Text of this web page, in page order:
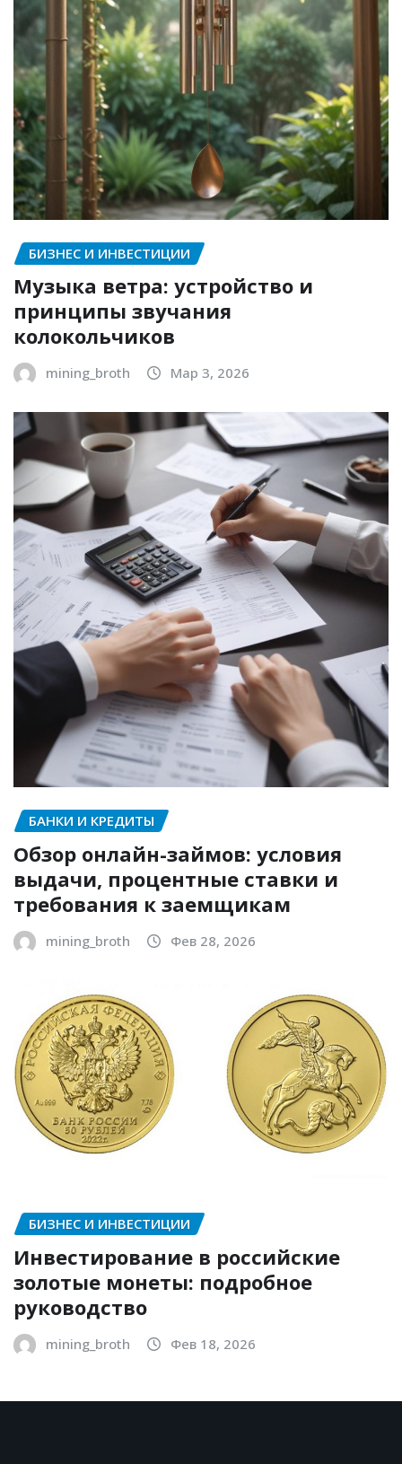
БИЗНЕС И ИНВЕСТИЦИИ
Музыка ветра: устройство и
принципы звучания
колокольчиков
mining_broth Мар 3, 2026
БАНКИ И КРЕДИТЫ
Обзор онлайн-займов: условия
выдачи, процентные ставки и
требования к заемщикам
mining_broth Фев 28, 2026
БИЗНЕС И ИНВЕСТИЦИИ
Инвестирование в российские
золотые монеты: подробное
руководство
mining_broth Фев 18, 2026